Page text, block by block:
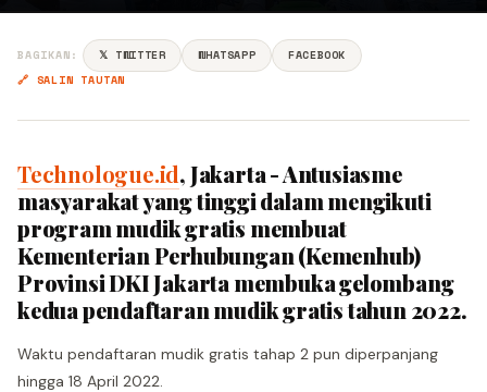
BAGIKAN: 𝕏 TWITTER WHATSAPP
FACEBOOK
🔗 SALIN TAUTAN
Technologue.id, Jakarta - Antusiasme
masyarakat yang tinggi dalam mengikuti
program mudik gratis membuat
Kementerian Perhubungan (Kemenhub)
Provinsi DKI Jakarta membuka gelombang
kedua pendaftaran mudik gratis tahun 2022.
Waktu pendaftaran mudik gratis tahap 2 pun diperpanjang
hingga 18 April 2022.